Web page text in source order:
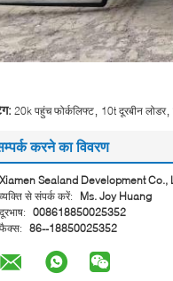
20k पहुंच फोर्कलिफ्ट 10t दूरबीन लोडर,
करने का विवरण
Xiamen Sealand Development Co.,
व्यक्ति से संपर्क करें:
Ms. Joy Huang
दूरभाष: 008618850025352
फैक्स: 86--18850025352